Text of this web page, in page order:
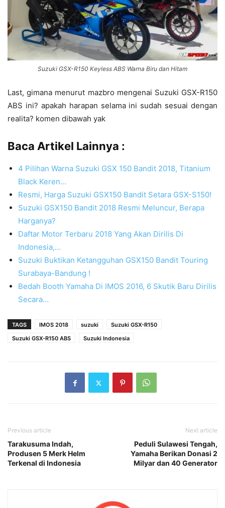
Suzuki GSX-R150 Keyless ABS Warna Biru dan Hitam
Last, gimana menurut mazbro mengenai Suzuki GSX-R150
ABS ini? apakah harapan selama ini sudah sesuai dengan
realita? komen dibawah yak
Baca Artikel Lainnya :
4 Pilihan Warna Suzuki GSX 150 Bandit 2018, Titanium
Black Keren...
Resmi, Harga Suzuki GSX150 Bandit Setara GSX-S150!
Suzuki GSX150 Bandit 2018 Resmi Meluncur, Berapa
Harganya?
Daftar Motor Terbaru 2018 Yang Akan Dirilis Di
Indonesia,…
Suzuki Buktikan Ketangguhan GSX150 Bandit Touring
Surabaya-Bandung !
Bedah Booth Yamaha Di IMOS 2016, 6 Skutik Baru Dirilis
Secara…
TAGS IMOS 2018 suzuki
Suzuki GSX-R150
Suzuki GSX-R150 ABS
Suzuki Indonesia
Previous article
Tarakusuma Indah,
Produsen 5 Merk Helm
Terkenal di Indonesia
Next article
Peduli Sulawesi Tengah,
Yamaha Berikan Donasi 2
Milyar dan 40 Generator